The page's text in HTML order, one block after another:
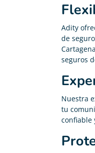
Adity
de
seguros
Nuestra
tu
confiable
Fácil de usar y
responde al
Recomendable